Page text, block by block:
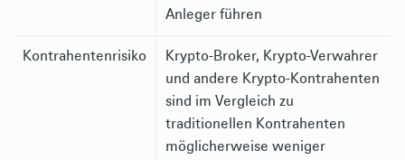
Anleger führen
Kontrahentenrisiko
Krypto-Broker, Krypto-Verwahrer
und andere Krypto-Kontrahenten
sind im Vergleich zu
traditionellen Kontrahenten
möglicherweise weniger